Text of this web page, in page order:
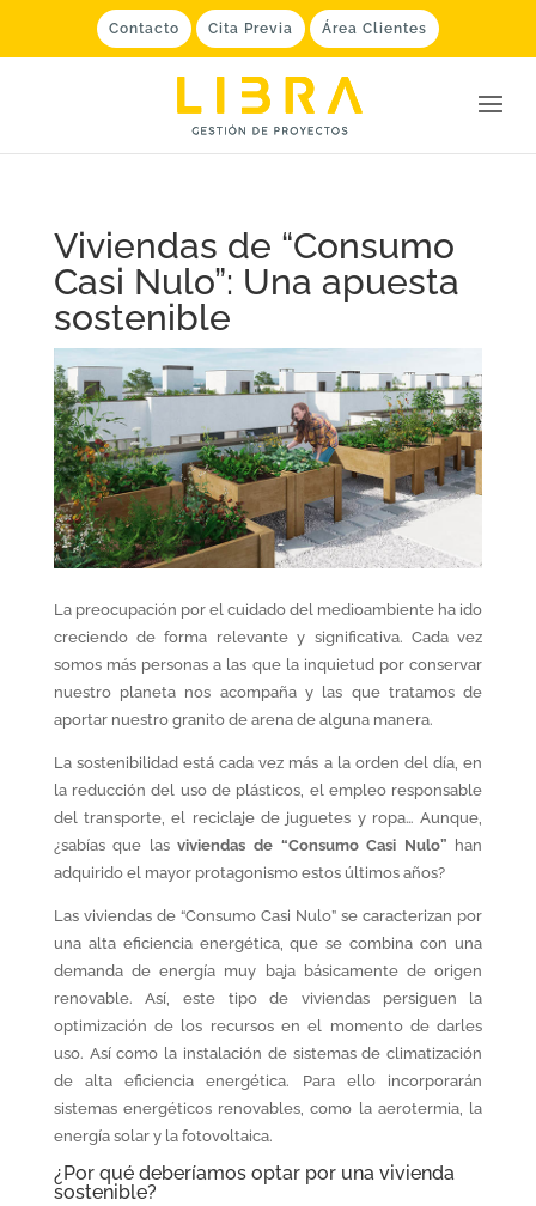
Contacto Cita Previa Área Clientes
Viviendas de “Consumo
Casi Nulo”: Una apuesta
sostenible
La preocupación por el cuidado del medioambiente ha ido
creciendo de forma relevante y significativa. Cada vez
somos más personas a las que la inquietud por conservar
nuestro planeta nos acompaña y las que tratamos de
aportar nuestro granito de arena de alguna manera.
La sostenibilidad está cada vez más a la orden del día, en
la reducción del uso de plásticos, el empleo responsable
del transporte, el reciclaje de juguetes y ropa… Aunque,
¿sabías que lasviviendas de “Consumo Casi Nulo” han
adquirido el mayor protagonismo estos últimos años?
Las viviendas de “Consumo Casi Nulo” se caracterizan por
una alta eficiencia energética, que se combina con una
demanda de energía muy baja básicamente de origen
renovable. Así, este tipo de viviendas persiguen la
optimización de los recursos en el momento de darles
uso. Así como la instalación de sistemas de climatización
de alta eficiencia energética. Para ello incorporarán
sistemas energéticos renovables, como la aerotermia, la
energía solar y la fotovoltaica.
¿Por qué deberíamos optar por una vivienda
sostenible?